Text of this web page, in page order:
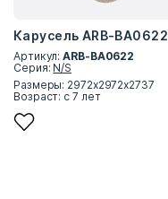
Карусель ARB-BA0622
Артикул:ARB-BA0622
Серия: N/S
Размеры: 2972х2972х2737
Возраст: с 7 лет